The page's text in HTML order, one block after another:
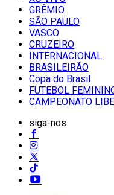
GRÊMIO
SĀO PAULO
VASCO
CRUZEIRO
INTERNACIONAL
BRASILEIRÃO
Copa do Brasil
FUTEBOL
CAMPEONATO
siga-nos